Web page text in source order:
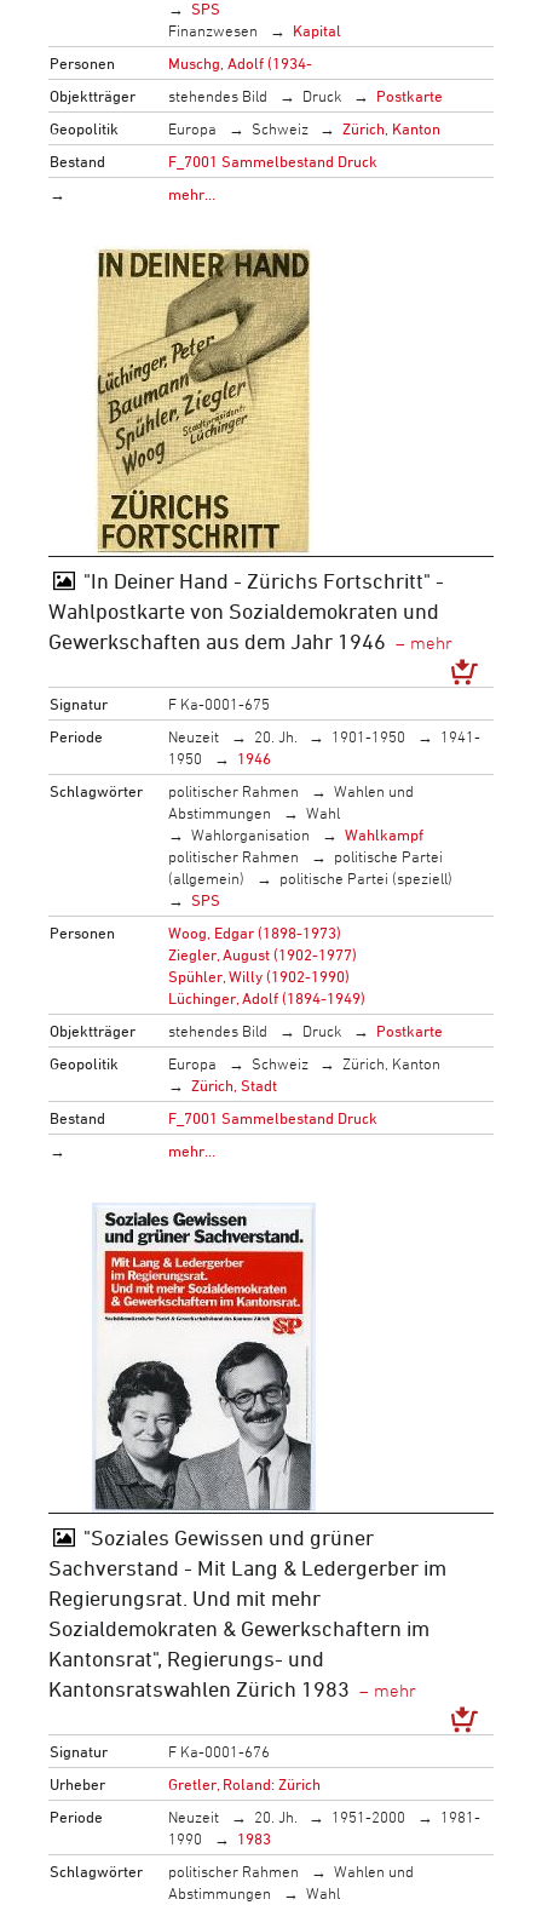
SPS
Finanzwesen
Kapital
Personen
Muschg, Adolf (1934-
Objektträger
stehendes Bild Druck
Postkarte
Geopolitik
Europa Schweiz
Zürich, Kanton
Bestand
F_7001 Sammelbestand Druck
→
mehr…
"In Deiner Hand - Zürichs Fortschritt" -
Wahlpostkarte von Sozialdemokraten und
Gewerkschaften aus dem Jahr 1946
Signatur
F Ka-0001-675
Periode
Neuzeit 20. Jh. 1901-1950
1941-
1950
1946
Schlagwörter
politischer Rahmen
Wahlen und
Abstimmungen
Wahl
Wahlorganisation
Wahlkampf
politischer Rahmen
politische Partei
(allgemein)
politische Partei (speziell)
SPS
Personen
Woog, Edgar (1898-1973)
Ziegler, August (1902-1977)
Spühler, Willy (1902-1990)
Lüchinger, Adolf (1894-1949)
Objektträger
stehendes Bild Druck
Postkarte
Geopolitik
Europa Schweiz
Zürich, Kanton
Zürich, Stadt
Bestand
F_7001 Sammelbestand Druck
→
mehr…
"Soziales Gewissen und grüner
Sachverstand - Mit Lang & Ledergerber im
Regierungsrat. Und mit mehr
Sozialdemokraten & Gewerkschaftern im
Kantonsrat", Regierungs- und
Kantonsratswahlen Zürich 1983
Signatur
F Ka-0001-676
Urheber
Gretler, Roland: Zürich
Periode
Neuzeit 20. Jh. 1951-2000
1981-
1990
1983
Schlagwörter
politischer Rahmen
Wahlen und
Abstimmungen
Wahl